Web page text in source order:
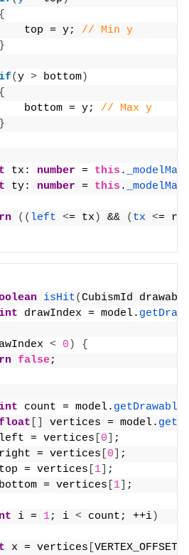
{
top = y;
// Min y
}
(y > bottom)
{
bottom = y;
// Max y
}
tx: number = this .
ty: number = this .
( ( left <= tx ) && ( tx <=
isHit(CubismId
drawIndex = model.
< 0 )
{
false;
count = model.
vertices = model.
= vertices 0
;
= vertices 0
;
= vertices 1
;
= vertices 1 ;
i = 1; i < count; ++i)
x = vertices